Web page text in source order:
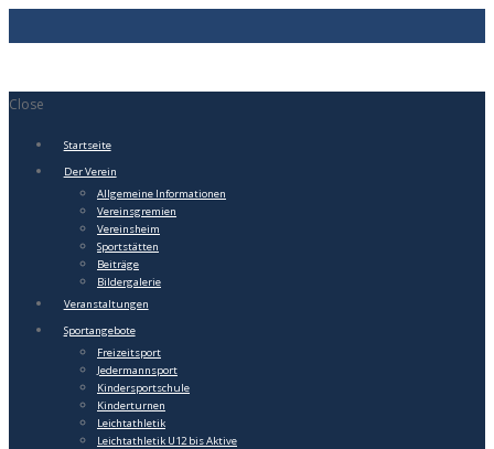
Close
Startseite
Der Verein
Allgemeine Informationen
Vereinsgremien
Vereinsheim
Sportstätten
Beiträge
Bildergalerie
Veranstaltungen
Sportangebote
Freizeitsport
Jedermannsport
Kindersportschule
Kinderturnen
Leichtathletik
Leichtathletik U12 bis Aktive